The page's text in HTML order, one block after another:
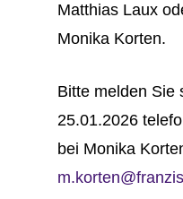
Matthias Laux
Monika Korten.
Bitte melden Sie
25.01.2026
bei Monika